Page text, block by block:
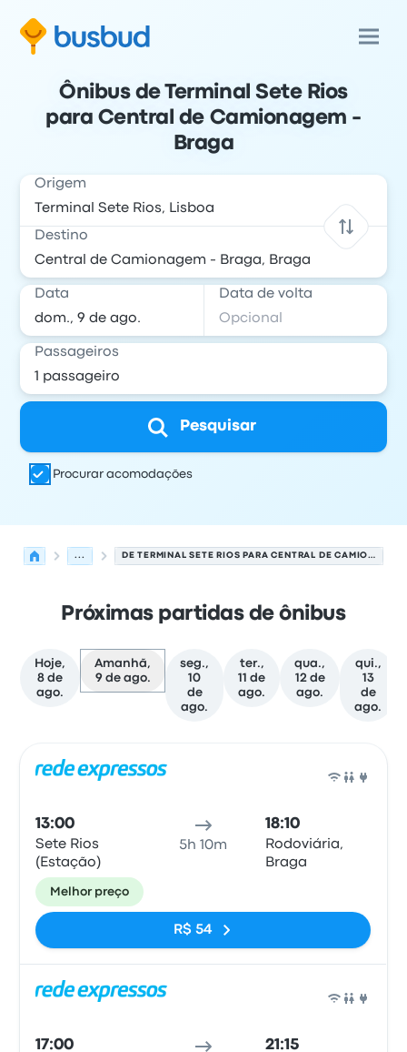
Ônibus de Terminal Sete Rios
para Central de Camionagem -
Braga
Origem
Destino
Data Data de volta
Passageiros
Pesquisar
Procurar acomodações
... DE TERMINAL SETE RIOS PARA CENTRAL DE CAMIONAGEM - BRAGA
Próximas partidas de ônibus
Hoje,
8 de
ago.
Amanhã,
9 de ago.
seg.,
10
de
ago.
ter.,
11 de
ago.
qua.,
12 de
ago.
qui.,
13
de
ago.
13:00
Sete Rios
(Estação)
5h 10m
18:10
Rodoviária,
Braga
Melhor preço
R$ 54
17:00 21:15